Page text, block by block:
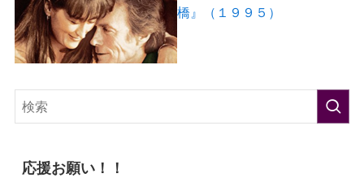
橋』（１９９５）
応援お願い！！